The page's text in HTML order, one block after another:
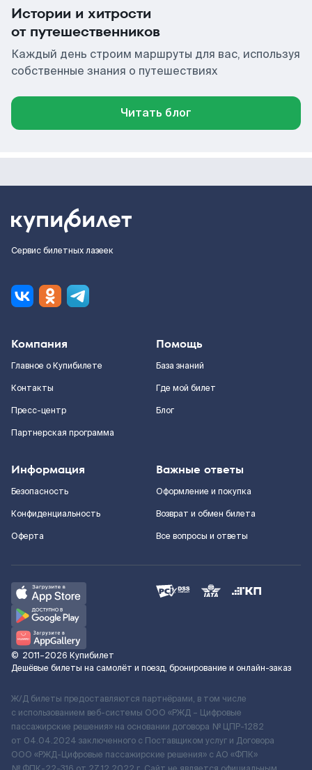
Истории и хитрости
от путешественников
Каждый день строим маршруты для вас, используя
собственные знания о путешествиях
Читать блог
Сервис билетных лазеек
Компания
Главное о Купибилете
Контакты
Пресс-центр
Партнерская программа
Помощь
База знаний
Где мой билет
Блог
Информация
Безопасность
Конфиденциальность
Оферта
Важные ответы
Оформление и покупка
Возврат и обмен билета
Все вопросы и ответы
© 2011–2026 Купибилет
Дешёвые билеты на самолёт и поезд, бронирование и онлайн-заказ
Ж/Д билеты предоставляются партнёрами, в том числе
с использованием веб-системы ООО «РЖД – Цифровые
пассажирские решения» на основании договора № ЦПР-1282
от 04.04.2024 заключенного с Поставщиком услуг и Договора
ООО «РЖД-Цифровые пассажирские решения» c АО «ФПК»